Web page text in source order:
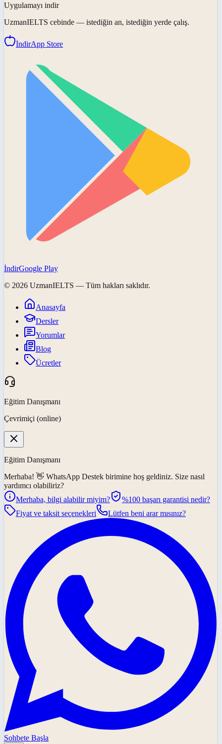
Uygulamayı indir
UzmanIELTS cebinde — istediğin an, istediğin yerde çalış.
İndirApp Store
İndirGoogle Play
© 2026 UzmanIELTS — Tüm hakları saklıdır.
Anasayfa
Dersler
Yorumlar
Blog
Ücretler
Eğitim Danışmanı
Çevrimiçi (online)
Eğitim Danışmanı
Merhaba! 👋 WhatsApp Destek birimine hoş geldiniz. Size nasıl
yardımcı olabiliriz?
Merhaba, bilgi alabilir miyim?
%100 başarı garantisi nedir?
Fiyat ve taksit seçenekleri
Lütfen beni arar mısınız?
Sohbete Başla